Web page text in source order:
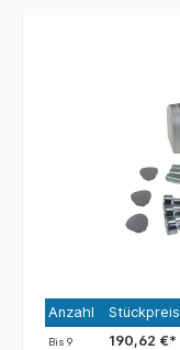
Anzahl Stückpreis
Bis9 190,62 €*